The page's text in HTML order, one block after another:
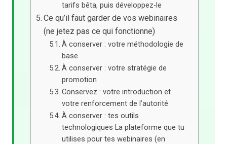
tarifs bêta, puis développez-le
Ce qu’il faut garder de vos webinaires
(ne jetez pas ce qui fonctionne)
À conserver : votre méthodologie de
base
À conserver : votre stratégie de
promotion
Conservez : votre introduction et
votre renforcement de l’autorité
À conserver : tes outils
technologiques La plateforme que tu
utilises pour tes webinaires (en